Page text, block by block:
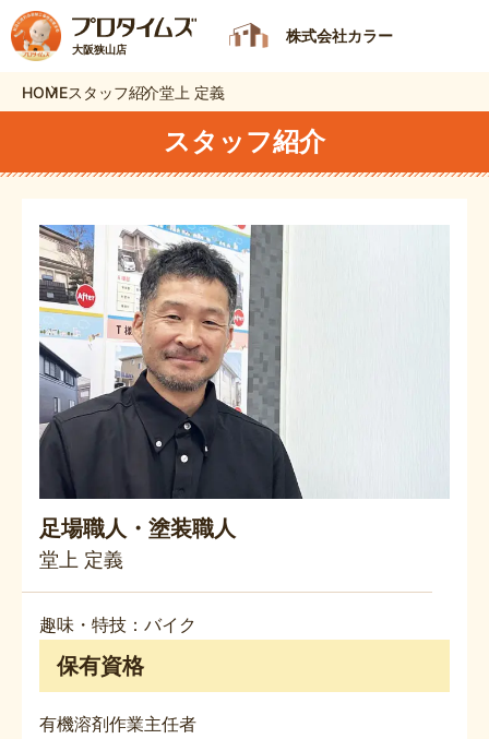
大阪狭山店
株式会社カラー
HOMEスタッフ紹介堂上 定義
スタッフ紹介
足場職人・塗装職人
堂上 定義
趣味・特技：バイク
保有資格
有機溶剤作業主任者